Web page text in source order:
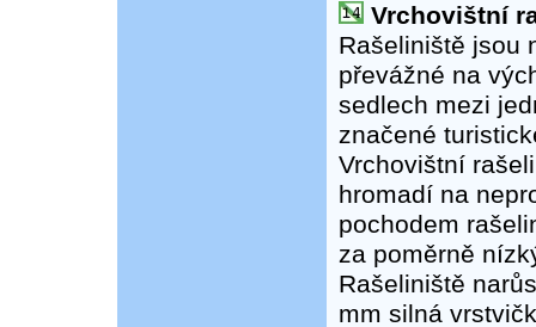
Vrchovištní
Rašeliniště jsou
převážné na
sedlech mezi
značené
Vrchovištní
hromadí na
pochodem
za poměrně
Rašeliniště
mm silná